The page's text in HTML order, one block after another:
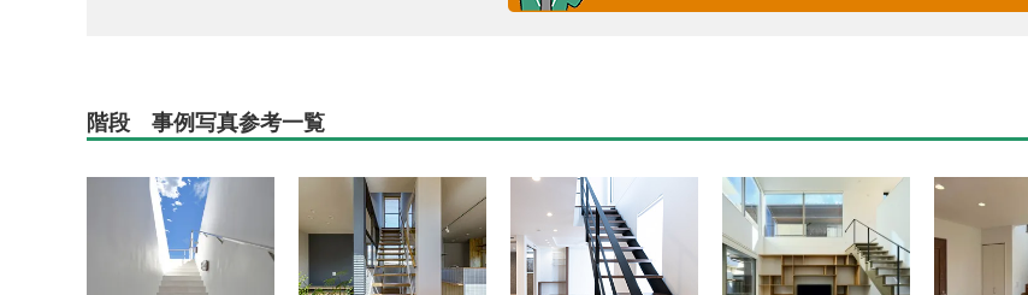
階段 事例写真参考一覧